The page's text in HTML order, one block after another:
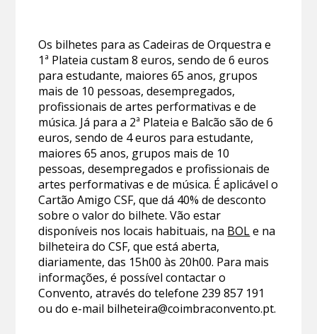
Os bilhetes para as Cadeiras de Orquestra e
1ª Plateia custam 8 euros, sendo de 6 euros
para estudante, maiores 65 anos, grupos
mais de 10 pessoas, desempregados,
profissionais de artes performativas e de
música. Já para a 2ª Plateia e Balcão são de 6
euros, sendo de 4 euros para estudante,
maiores 65 anos, grupos mais de 10
pessoas, desempregados e profissionais de
artes performativas e de música. É aplicável o
Cartão Amigo CSF, que dá 40% de desconto
sobre o valor do bilhete. Vão estar
disponíveis nos locais habituais, na BOLe na
bilheteira do CSF, que está aberta,
diariamente, das 15h00 às 20h00. Para mais
informações, é possível contactar o
Convento, através do telefone 239 857 191
ou do e-mail bilheteira@coimbraconvento.pt.